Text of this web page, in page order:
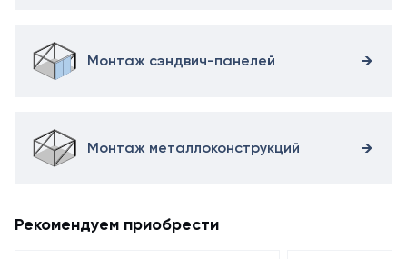
Монтаж сэндвич-панелей
Монтаж металлоконструкций
Рекомендуем приобрести